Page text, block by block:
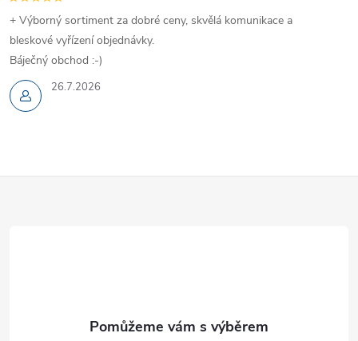
26.7.2026
+ Výborný sortiment za dobré ceny, skvělá komunikace a
bleskové vyřízení objednávky.
Báječný obchod :-)